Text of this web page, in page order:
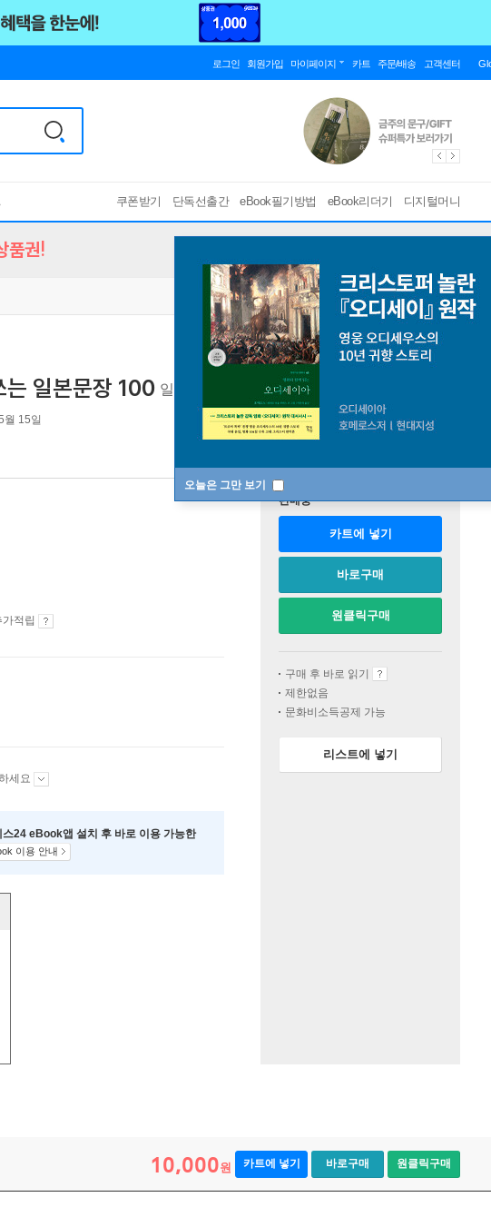
로그인 회원가입 마이페이지 카트 주문/배송 고객센터
쿠폰받기 단독선출간 eBook필기방법 eBook리더기 디지털머니
오늘은 그만 보기
품권!
는 일본문장 100 일본여행문장 MP3 제공
15일
적립
세요
스24 eBook앱 설치 후 바로 이용 가능한
이용 안내
판매중
카트에 넣기
바로구매
원클릭구매
구매 후 바로 읽기
제한없음
문화비소득공제 가능
리스트에 넣기
10,000원 카트에 넣기 바로구매 원클릭구매